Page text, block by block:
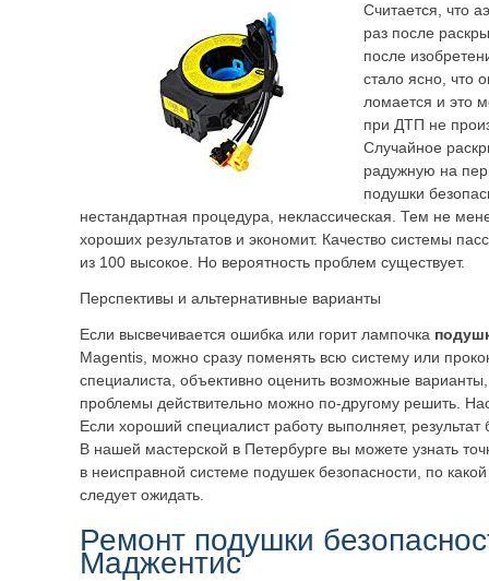
Считается, что
раз после
после
стало ясно, что
ломается и это
при ДТП не
Случайное
радужную на
подушки
нестандартная процедура, неклассическая. Тем не
хороших результатов и экономит. Качество системы
из 100 высокое. Но вероятность проблем существует.
Перспективы и альтернативные варианты
Если высвечивается ошибка или горит лампочка
Magentis, можно сразу поменять всю систему или
специалиста, объективно оценить возможные
проблемы действительно можно по-другому решить.
Если хороший специалист работу выполняет,
В нашей мастерской в Петербурге вы можете узнать
в неисправной системе подушек безопасности, по какой
следует ожидать.
Ремонт подушки
Маджентис